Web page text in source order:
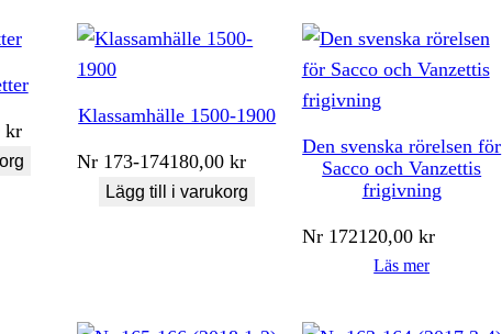
kr
Klassamhälle 1500-1900
Nr 173-174180,00kr
Lägg till i varukorg
Den svenska rörelsen för
Sacco och Vanzettis
frigivning
Nr 172120,00 kr
Läs mer